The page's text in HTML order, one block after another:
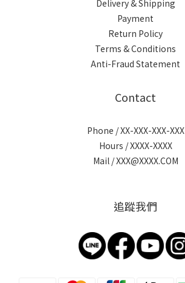
Delivery & Shipping
Payment
Return Policy
Terms & Conditions
Anti-Fraud Statement
Contact
Phone / XX-XXX-XXX-XXX
Hours / XXXX-XXXX
Mail / XXX@XXXX.COM
追蹤我們